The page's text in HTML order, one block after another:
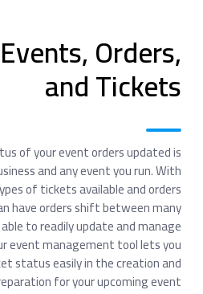
Orders,
and Tickets
of your event orders updated is
and any event you run. With
of tickets available and orders
have orders shift between many
to readily update and manage
event management tool lets you
status easily in the creation and
for your upcoming event!